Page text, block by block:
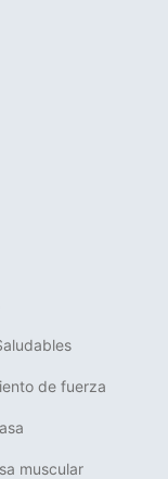
de fuerza
muscular